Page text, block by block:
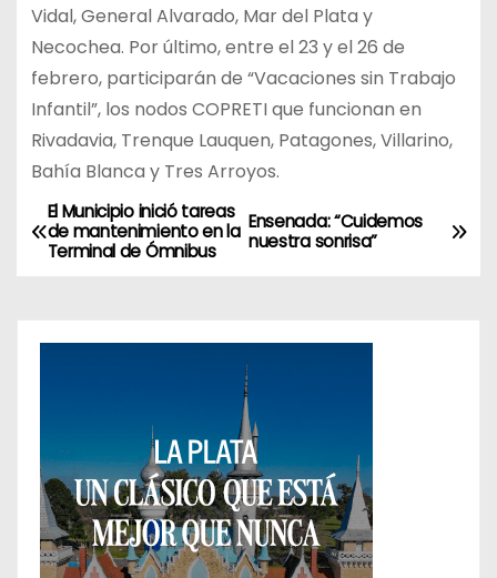
Vidal, General Alvarado, Mar del Plata y
Necochea. Por último, entre el 23 y el 26 de
febrero, participarán de “Vacaciones sin Trabajo
Infantil”, los nodos COPRETI que funcionan en
Rivadavia, Trenque Lauquen, Patagones, Villarino,
Bahía Blanca y Tres Arroyos.
N
a
c
Ensenada: “Cuidemos
nuestra sonrisa”
El Municipio inició tareas
de mantenimiento en la
Terminal de Ómnibus